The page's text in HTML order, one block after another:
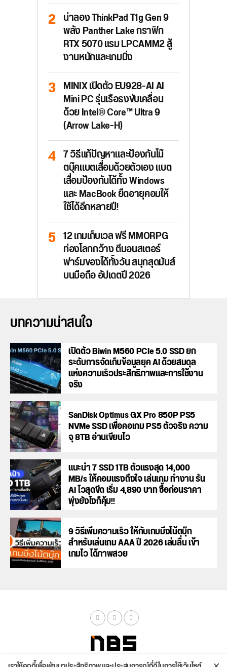
น่าลอง ThinkPad T1g Gen 9
พลัง Panther Lake กราฟิก
RTX 5070 แรม LPCAMM2 สู้
งานหนักและเกมมิ่ง
MINIX เปิดตัว EU928-AI AI
Mini PC รุ่นเรือธงขับเคลื่อน
ด้วย Intel® Core™ Ultra 9
(Arrow Lake-H)
7 วิธีแก้ปัญหาและป้องกันโน๊
ตบุ๊คแบตเสื่อมด้วยตัวเอง แบต
เสื่อมป้องกันได้ทั้ง Windows
และ MacBook ยืดอายุคอมให้
ใช้ได้อีกหลายปี!
12 เกมเก็บเวล ฟรี MMORPG
ท่องโลกกว้าง ตีมอนสเตอร์
ฟาร์มของได้ทั้งวัน สนุกสุดมันส์
บนมือถือ อัปเดตปี 2026
บทความน่าสนใจ
เปิดตัว Biwin M560 PCIe 5.0 SSD ยก
ระดับการจัดเก็บข้อมูลยุค AI ด้วยสมดุล
แห่งความเร็วประสิทธิภาพและการใช้งาน
จริง
SanDisk Optimus GX Pro 850P PS5
NVMe SSD เพื่อคอเกม PS5 ตัวจริง ความ
จุ 8TB อ่านเขียนไว
แนะนำ 7 SSD 1TB ตัวแรงสุด 14,000
MB/s ให้คอมแรงถึงใจ เล่นเกม ทำงาน รัน
AI ไวสุดขีด เริ่ม 4,890 บาท ซื้อก่อนราคา
พุ่งยังไงก็คุ้ม!!
9 วิธีเพิ่มความเร็ว ให้กับเกมมิ่งโน้ตบุ๊ก
สำหรับเล่นเกม AAA ปี 2026 เล่นลื่น เข้า
เกมไว ได้ภาพสวย